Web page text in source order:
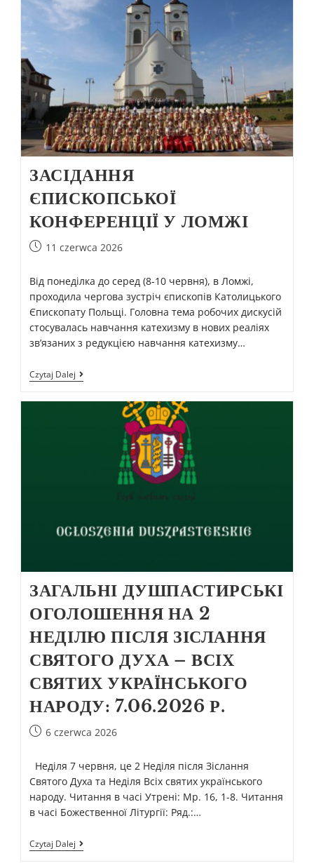
ЗАСІДАННЯ
ЄПИСКОПСЬКОЇ
КОНФЕРЕНЦІЇ У ЛОМЖІ
11 czerwca 2026
Від понеділка до серед (8-10 червня), в Ломжі,
проходила чергова зустріч єпископів Католицького
Єпископату Польщі. Головна тема робочих дискусій
стосувалась навчання катехизму в нових реаліях
зв’язаних з редукцією навчання катехизму…
Czytaj Dalej
ЗАГАЛЬНІ ДУШПАСТИРСЬКІ
ОГОЛОШЕННЯ НА 2
НЕДІЛЮ ПІСЛЯ ЗІСЛАННЯ
СВЯТОГО ДУХА – ВСІХ
СВЯТИХ УКРАЇНСЬКОГО
НАРОДУ: 7.06.2026 Р.
6 czerwca 2026
Неділя 7 червня, це 2 Неділя після Зіслання
Святого Духа та Неділя Всіх святих українського
народу. Читання в часі Утрені: Мр. 16, 1-8. Читання
в часі Божественної Літургії: Ряд.:…
Czytaj Dalej